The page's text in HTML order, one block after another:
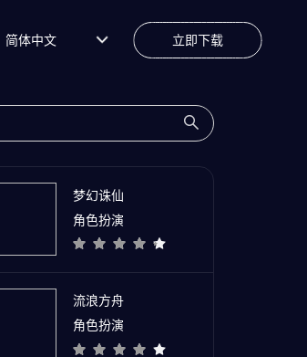
简体中文 立即下载
梦幻诛仙
角色扮演
流浪方舟
角色扮演